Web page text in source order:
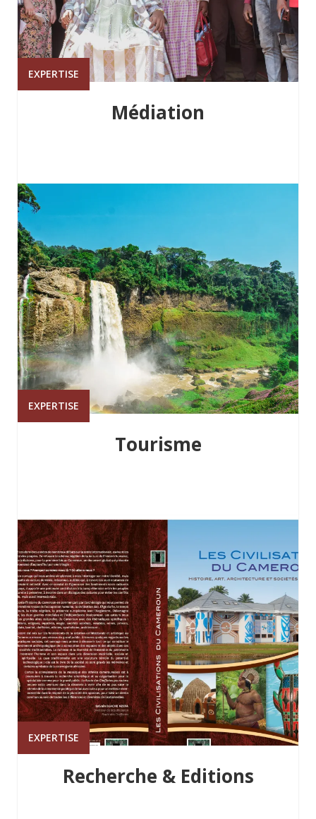
EXPERTISE
Médiation
EXPERTISE
Tourisme
EXPERTISE
Recherche & Editions